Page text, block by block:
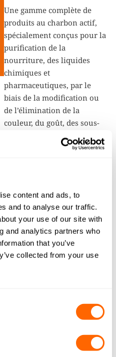
content and ads, to
and to analyse our traffic.
your use of our site with
and analytics partners who
that you’ve
collected from your use
Une gamme complète de
produits au charbon actif,
spécialement conçus pour la
purification de la
nourriture, des liquides
chimiques et
pharmaceutiques, par le
biais de la modification ou
de l’élimination de la
couleur, du goût, des sous-
produits indésirables ou des
mauvaises odeurs.
ci-dessous et notre